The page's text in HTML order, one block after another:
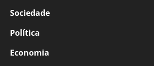
Sociedade
Política
Economia